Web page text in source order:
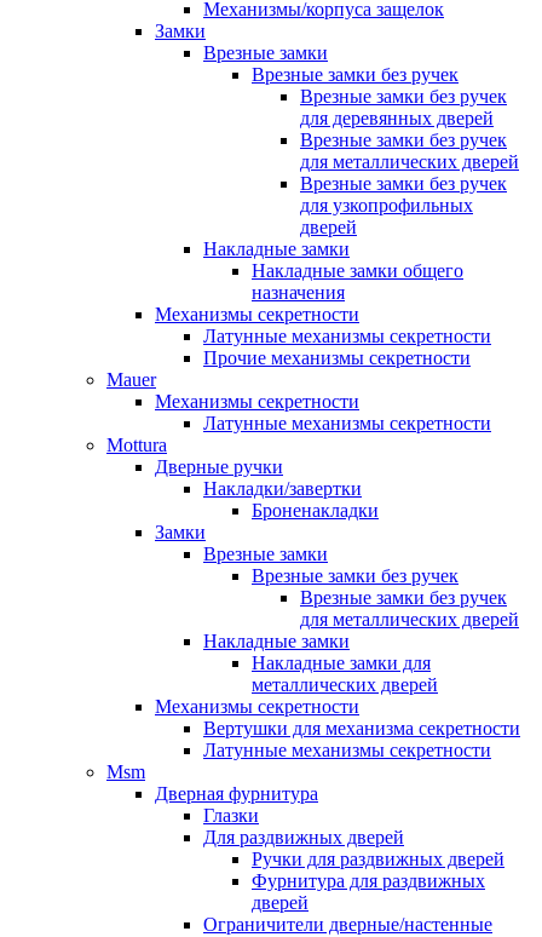
Механизмы/корпуса защелок
Замки
Врезные замки
Врезные замки без ручек
Врезные замки без ручек
для деревянных дверей
Врезные замки без ручек
для металлических дверей
Врезные замки без ручек
для узкопрофильных
дверей
Накладные замки
Накладные замки общего
назначения
Механизмы секретности
Латунные механизмы секретности
Прочие механизмы секретности
Mauer
Механизмы секретности
Латунные механизмы секретности
Mottura
Дверные ручки
Накладки/завертки
Броненакладки
Замки
Врезные замки
Врезные замки без ручек
Врезные замки без ручек
для металлических дверей
Накладные замки
Накладные замки для
металлических дверей
Механизмы секретности
Вертушки для механизма секретности
Латунные механизмы секретности
Msm
Дверная фурнитура
Глазки
Для раздвижных дверей
Ручки для раздвижных дверей
Фурнитура для раздвижных
дверей
Ограничители дверные/настенные